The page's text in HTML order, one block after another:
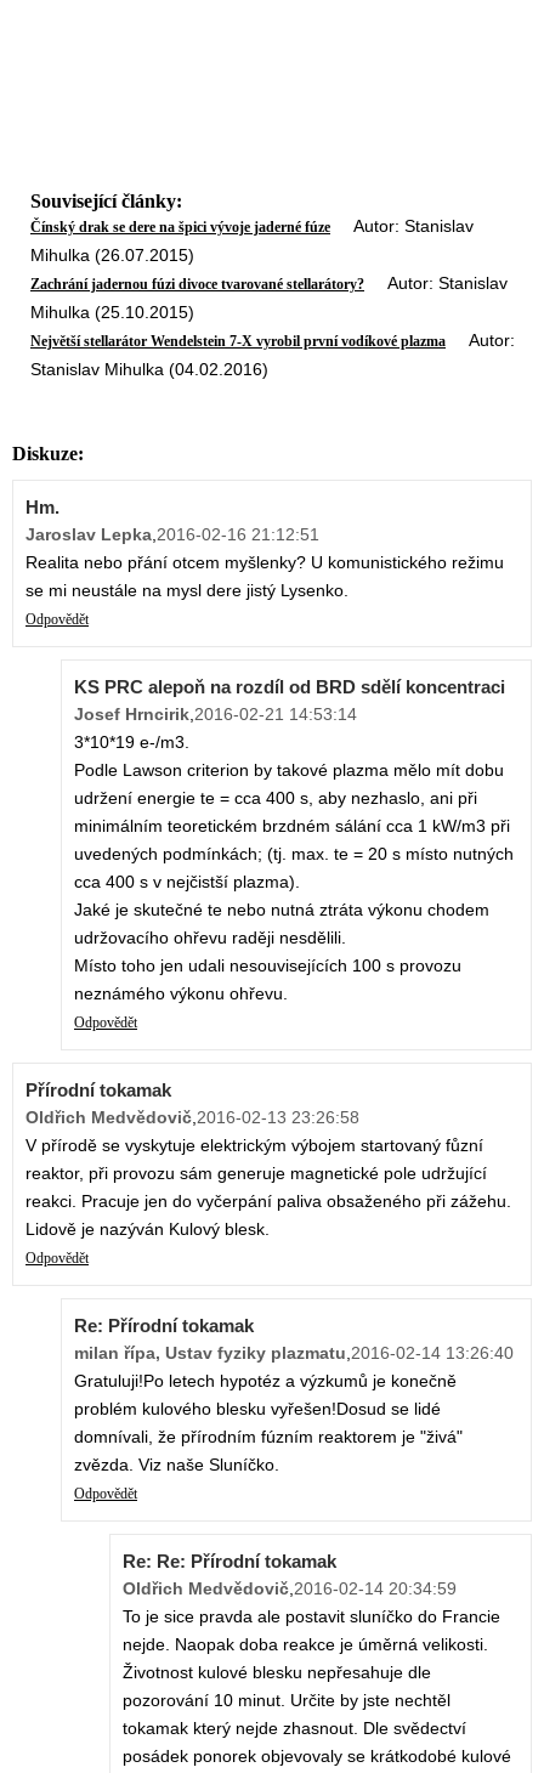
Související články:
Čínský drak se dere na špici vývoje jaderné fúze Autor: Stanislav
Mihulka (26.07.2015)
Zachrání jadernou fúzi divoce tvarované stellarátory? Autor: Stanislav
Mihulka (25.10.2015)
Největší stellarátor Wendelstein 7-X vyrobil první vodíkové plazma Autor:
Stanislav Mihulka (04.02.2016)
Diskuze:
Hm.
Jaroslav Lepka,2016-02-16 21:12:51
Realita nebo přání otcem myšlenky? U komunistického režimu
se mi neustále na mysl dere jistý Lysenko.
Odpovědět
KS PRC alepoň na rozdíl od BRD sdělí koncentraci
Josef Hrncirik,2016-02-21 14:53:14
3*10*19 e-/m3.
Podle Lawson criterion by takové plazma mělo mít dobu
udržení energie te = cca 400 s, aby nezhaslo, ani při
minimálním teoretickém brzdném sálání cca 1 kW/m3 při
uvedených podmínkách; (tj. max. te = 20 s místo nutných
cca 400 s v nejčistší plazma).
Jaké je skutečné te nebo nutná ztráta výkonu chodem
udržovacího ohřevu raději nesdělili.
Místo toho jen udali nesouvisejících 100 s provozu
neznámého výkonu ohřevu.
Odpovědět
Přírodní tokamak
Oldřich Medvědovič,2016-02-13 23:26:58
V přírodě se vyskytuje elektrickým výbojem startovaný fůzní
reaktor, při provozu sám generuje magnetické pole udržující
reakci. Pracuje jen do vyčerpání paliva obsaženého při zážehu.
Lidově je nazýván Kulový blesk.
Odpovědět
Re: Přírodní tokamak
milan řípa, Ustav fyziky plazmatu,2016-02-14 13:26:40
Gratuluji!Po letech hypotéz a výzkumů je konečně
problém kulového blesku vyřešen!Dosud se lidé
domnívali, že přírodním fúzním reaktorem je "živá"
zvězda. Viz naše Sluníčko.
Odpovědět
Re: Re: Přírodní tokamak
Oldřich Medvědovič,2016-02-14 20:34:59
To je sice pravda ale postavit sluníčko do Francie
nejde. Naopak doba reakce je úměrná velikosti.
Životnost kulové blesku nepřesahuje dle
pozorování 10 minut. Určite by jste nechtěl
tokamak který nejde zhasnout. Dle svědectví
posádek ponorek objevovaly se krátkodobé kulové